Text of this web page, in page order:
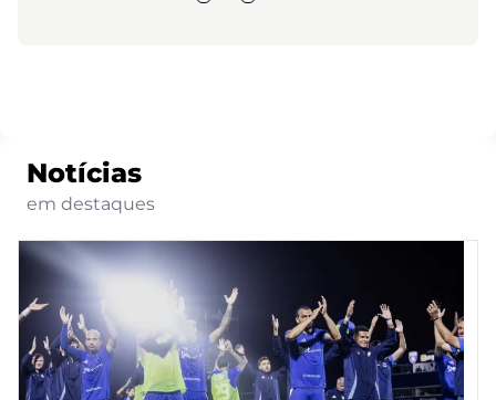
Notícias
em destaques